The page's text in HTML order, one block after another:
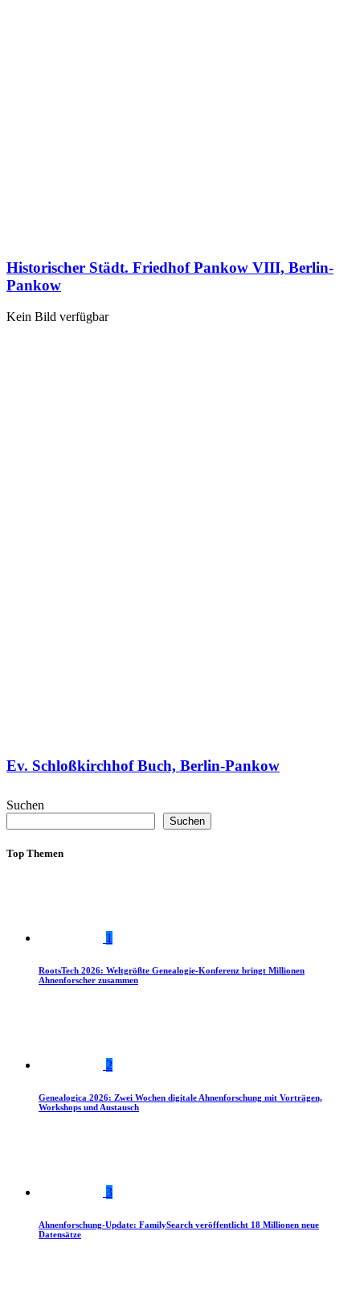
Historischer Städt. Friedhof Pankow VIII, Berlin-
Pankow
Kein Bild verfügbar
Ev. Schloßkirchhof Buch, Berlin-Pankow
Suchen
Suchen
Top Themen
1
RootsTech 2026: Weltgrößte Genealogie-Konferenz bringt Millionen
Ahnenforscher zusammen
2
Genealogica 2026: Zwei Wochen digitale Ahnenforschung mit Vorträgen,
Workshops und Austausch
3
Ahnenforschung-Update: FamilySearch veröffentlicht 18 Millionen neue
Datensätze